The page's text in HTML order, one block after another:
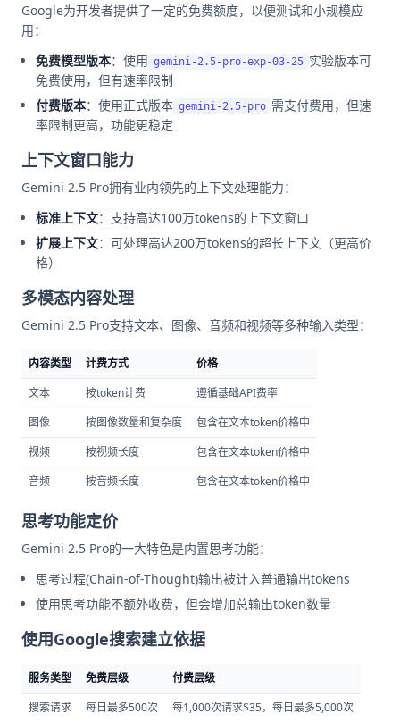
Google为开发者提供了一定的免费额度，以便测试和小规模应
用：
免费模型版本：使用 gemini-2.5-pro-exp-03-25 实验版本可
免费使用，但有速率限制
付费版本：使用正式版本 gemini-2.5-pro 需支付费用，但速
率限制更高，功能更稳定
上下文窗口能力
Gemini 2.5 Pro拥有业内领先的上下文处理能力：
标准上下文：支持高达100万tokens的上下文窗口
扩展上下文：可处理高达200万tokens的超长上下文（更高价
格）
多模态内容处理
Gemini 2.5 Pro支持文本、图像、音频和视频等多种输入类型：
内容类型 计费方式
价格
文本
按token计费
遵循基础API费率
图像
按图像数量和复杂度
包含在文本token价格中
视频
按视频长度
包含在文本token价格中
音频
按音频长度 包含在文本token价格中
思考功能定价
Gemini 2.5 Pro的一大特色是内置思考功能：
思考过程(Chain-of-Thought)输出被计入普通输出tokens
使用思考功能不额外收费，但会增加总输出token数量
使用Google搜索建立依据
服务类型 免费层级
付费层级
搜索请求
每日最多500次 每1,000次请求$35，每日最多5,000次